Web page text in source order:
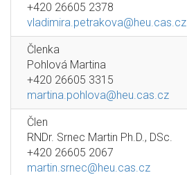
+420 26605 2378
vladimira.petrakova@heu.cas.cz
Členka
Pohlová Martina
+420 26605 3315
martina.pohlova@heu.cas.cz
Člen
RNDr. Srnec Martin Ph.D., DSc.
+420 26605 2067
martin.srnec@heu.cas.cz